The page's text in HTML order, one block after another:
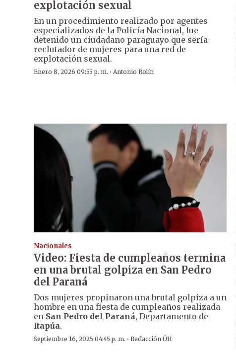
explotación sexual
En un procedimiento realizado por agentes
especializados de la Policía Nacional, fue
detenido un ciudadano paraguayo que sería
reclutador de mujeres para una red de
explotación sexual.
Enero 8, 2026 09:55 p. m. · Antonio Rolín
Nacionales
Video: Fiesta de cumpleaños termina
en una brutal golpiza en San Pedro
del Paraná
Dos mujeres propinaron una brutal golpiza a un
hombre en una fiesta de cumpleaños realizada
en San Pedro del Paraná, Departamento de
Itapúa.
Septiembre 16, 2025 04:45 p. m. · Redacción ÚH